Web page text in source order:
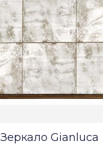
Зеркало Gianluca